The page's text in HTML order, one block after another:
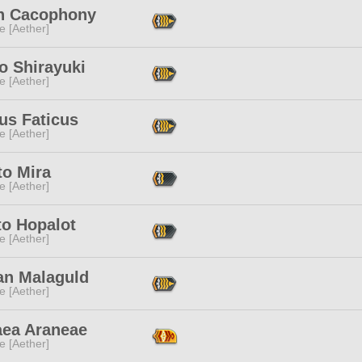
Cacophony
[Aether]
Shirayuki
[Aether]
Faticus
[Aether]
Mira
[Aether]
Hopalot
[Aether]
Malaguld
[Aether]
Araneae
[Aether]